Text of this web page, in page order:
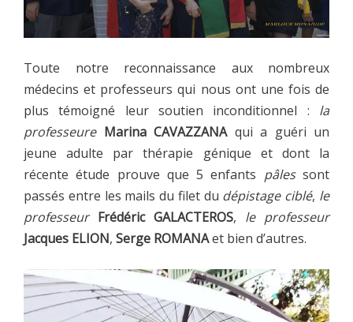
Toute notre reconnaissance aux nombreux
médecins et professeurs qui nous ont une fois de
plus témoigné leur soutien inconditionnel : la
professeure Marina CAVAZZANAqui a guéri un
jeune adulte par thérapie génique et dont la
récente étude prouve que 5 enfants pâlessont
passés entre les mails du filet du dépistage ciblé, le
professeur Frédéric GALACTEROS, le professeur
Jacques ELION, Serge ROMANAet bien d’autres.